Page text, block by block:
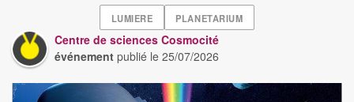
LUMIERE PLANETARIUM
Centre de sciences Cosmocité
événement publié le25/07/2026